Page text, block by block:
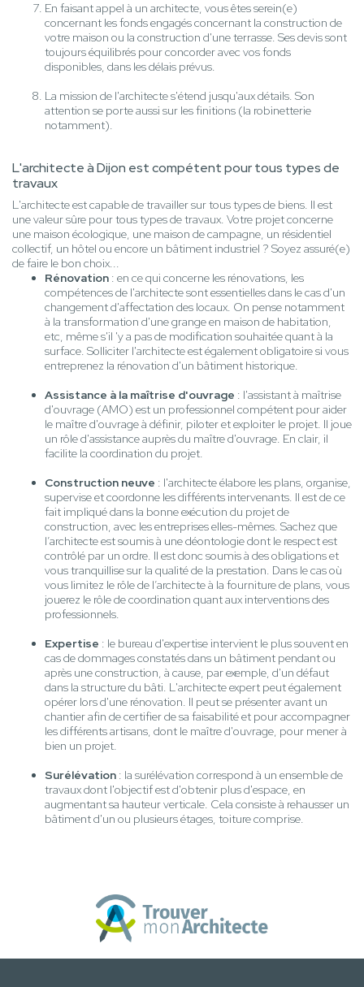
En faisant appel à un architecte, vous êtes serein(e)
concernant les fonds engagés concernant la construction de
votre maison ou la construction d'une terrasse. Ses devis sont
toujours équilibrés pour concorder avec vos fonds
disponibles, dans les délais prévus.
La mission de l'architecte s'étend jusqu'aux détails. Son
attention se porte aussi sur les finitions (la robinetterie
notamment).
L'architecte à Dijon est compétent pour tous types de
travaux
L'architecte est capable de travailler sur tous types de biens. Il est
une valeur sûre pour tous types de travaux. Votre projet concerne
une maison écologique, une maison de campagne, un résidentiel
collectif, un hôtel ou encore un bâtiment industriel ? Soyez assuré(e)
de faire le bon choix...
Rénovation : en ce qui concerne les rénovations, les
compétences de l'architecte sont essentielles dans le cas d'un
changement d'affectation des locaux. On pense notamment
à la transformation d'une grange en maison de habitation,
etc, même s'il 'y a pas de modification souhaitée quant à la
surface. Solliciter l'architecte est également obligatoire si vous
entreprenez la rénovation d'un bâtiment historique.
Assistance à la maîtrise d'ouvrage : l'assistant à maîtrise
d'ouvrage (AMO) est un professionnel compétent pour aider
le maître d'ouvrage à définir, piloter et exploiter le projet. Il joue
un rôle d'assistance auprès du maître d'ouvrage. En clair, il
facilite la coordination du projet.
Construction neuve : l'architecte élabore les plans, organise,
supervise et coordonne les différents intervenants. Il est de ce
fait impliqué dans la bonne exécution du projet de
construction, avec les entreprises elles-mêmes. Sachez que
l’architecte est soumis à une déontologie dont le respect est
contrôlé par un ordre. Il est donc soumis à des obligations et
vous tranquillise sur la qualité de la prestation. Dans le cas où
vous limitez le rôle de l’architecte à la fourniture de plans, vous
jouerez le rôle de coordination quant aux interventions des
professionnels.
Expertise : le bureau d'expertise intervient le plus souvent en
cas de dommages constatés dans un bâtiment pendant ou
après une construction, à cause, par exemple, d'un défaut
dans la structure du bâti. L'architecte expert peut également
opérer lors d'une rénovation. Il peut se présenter avant un
chantier afin de certifier de sa faisabilité et pour accompagner
les différents artisans, dont le maître d'ouvrage, pour mener à
bien un projet.
Surélévation : la surélévation correspond à un ensemble de
travaux dont l'objectif est d'obtenir plus d'espace, en
augmentant sa hauteur verticale. Cela consiste à rehausser un
bâtiment d'un ou plusieurs étages, toiture comprise.